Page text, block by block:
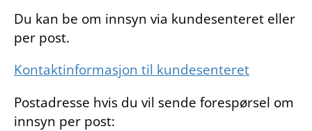
Du kan be om innsyn via kundesenteret eller
per post.
Kontaktinformasjon til kundesenteret
Postadresse hvis du vil sende forespørsel om
innsyn per post: